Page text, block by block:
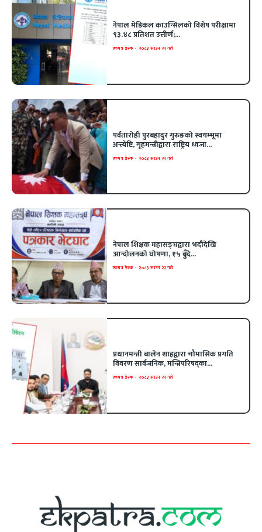
नेपाल मेडिकल काउन्सिलको विशेष परीक्षामा
९३.४८ प्रतिशत उत्तीर्ण;...
एकपत्र डेस्क - २०८३ साउन २२ गते
पर्वतारोही पुरबहादुर गुरुङको स्वयम्भूमा
अन्त्येष्टि, गृहमन्त्रीद्वारा राष्ट्रिय ध्वजा...
एकपत्र डेस्क - २०८३ साउन २२ गते
नेपाल शिक्षक महासङ्घद्वारा भदौदेखि
आन्दोलनको घोषणा, १५ बुँदे...
एकपत्र डेस्क - २०८३ साउन २२ गते
प्रधानमन्त्री बालेन शाहद्वारा चौमासिक प्रगति
विवरण सार्वजनिक, मन्त्रिपरिषद्का...
एकपत्र डेस्क - २०८३ साउन २२ गते